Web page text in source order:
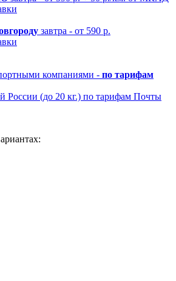
завтра - от 590 р.
компаниями - по тарифам
России (до 20 кг.) по тарифам Почты